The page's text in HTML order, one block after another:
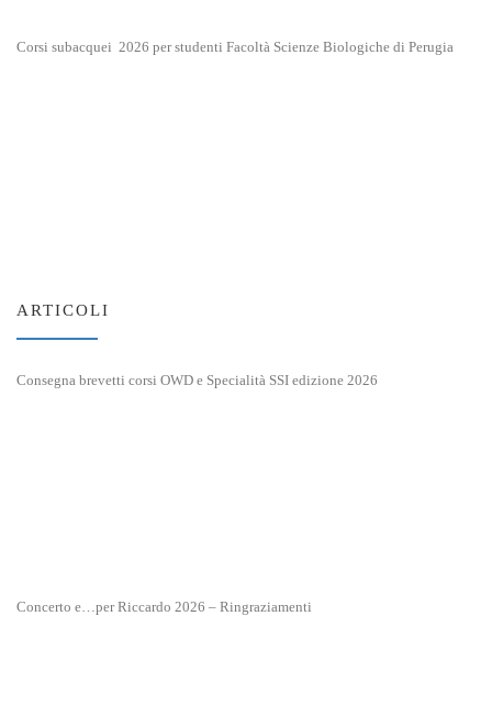
Corsi subacquei 2026 per studenti Facoltà Scienze Biologiche di Perugia
ARTICOLI
Consegna brevetti corsi OWD e Specialità SSI edizione 2026
Concerto e…per Riccardo 2026 – Ringraziamenti